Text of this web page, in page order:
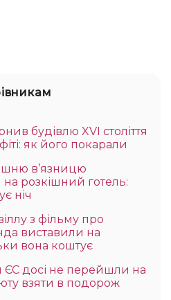
будівлю XVI століття
як його покарали
в’язницю
розкішний готель:
ніч
з фільму про
виставили на
вона коштує
ЄС досі не перейшли на
взяти в подорож